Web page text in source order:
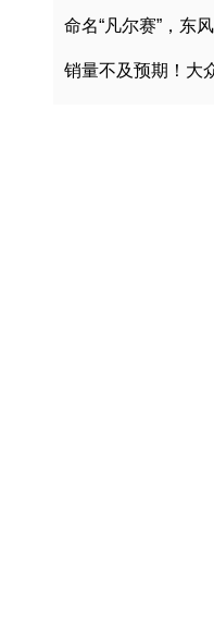
命名“凡尔赛”，东
销量不及预期！大